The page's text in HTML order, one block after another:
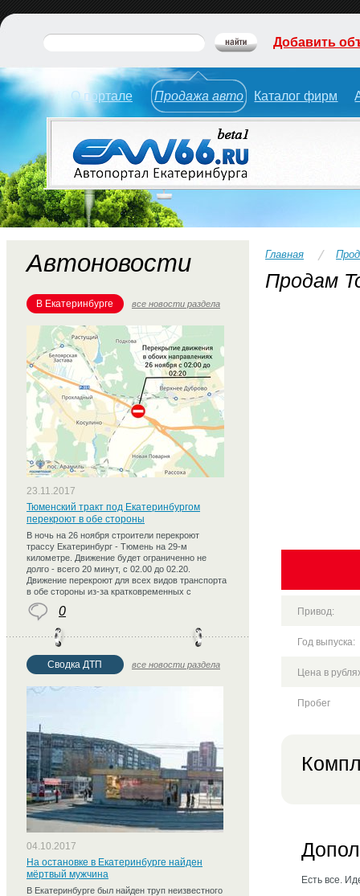
О портале Продажа авто Каталог фирм
Добавить
Главная
Продам
Привод:
Год выпуска:
Цена в
Пробег
Есть все.
Автоновости
В Екатеринбурге все новости раздела
23.11.2017
Тюменский тракт под Екатеринбургом
перекроют в обе стороны
В ночь на 26 ноября строители перекроют
трассу Екатеринбург - Тюмень на 29-м
километре. Движение будет ограниченно не
долго - всего 20 минут, с 02.00 до 02.20.
Движение перекроют для всех видов транспорта
в обе стороны из-за кратковременных с
0
Сводка ДТП все новости раздела
04.10.2017
На остановке в Екатеринбурге найден
мёртвый мужчина
В Екатеринбурге был найден труп неизвестного